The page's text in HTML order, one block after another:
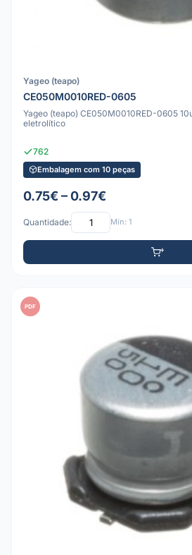
Yageo (teapo)
CE050M0010RED-0605
Yageo (teapo) CE050M0010RED-0605
eletrolítico
762
Embalagem com 10 peças
0.75€ – 0.97€
Quantidade: Mín: 1
PDF